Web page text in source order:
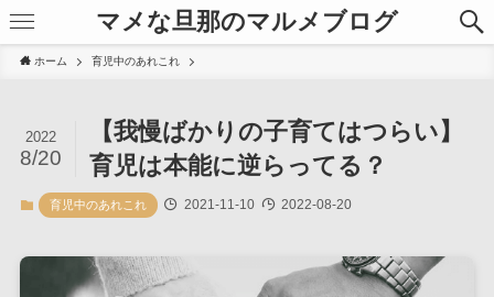
マメな旦那のマルメブログ
ホーム 育児中のあれこれ
【我慢ばかりの子育てはつらい】
育児は本能に逆らってる？
2022
8/20
育児中のあれこれ 2021-11-10 2022-08-20